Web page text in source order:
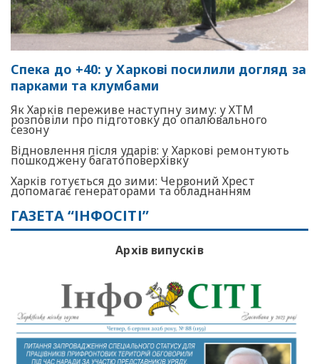
Спека до +40: у Харкові посилили догляд за
парками та клумбами
Як Харків переживе наступну зиму: у ХТМ
розповіли про підготовку до опалювального
сезону
Відновлення після ударів: у Харкові ремонтують
пошкоджену багатоповерхівку
Харків готується до зими: Червоний Хрест
допомагає генераторами та обладнанням
ГАЗЕТА “ІНФОСІТІ”
Архів випусків